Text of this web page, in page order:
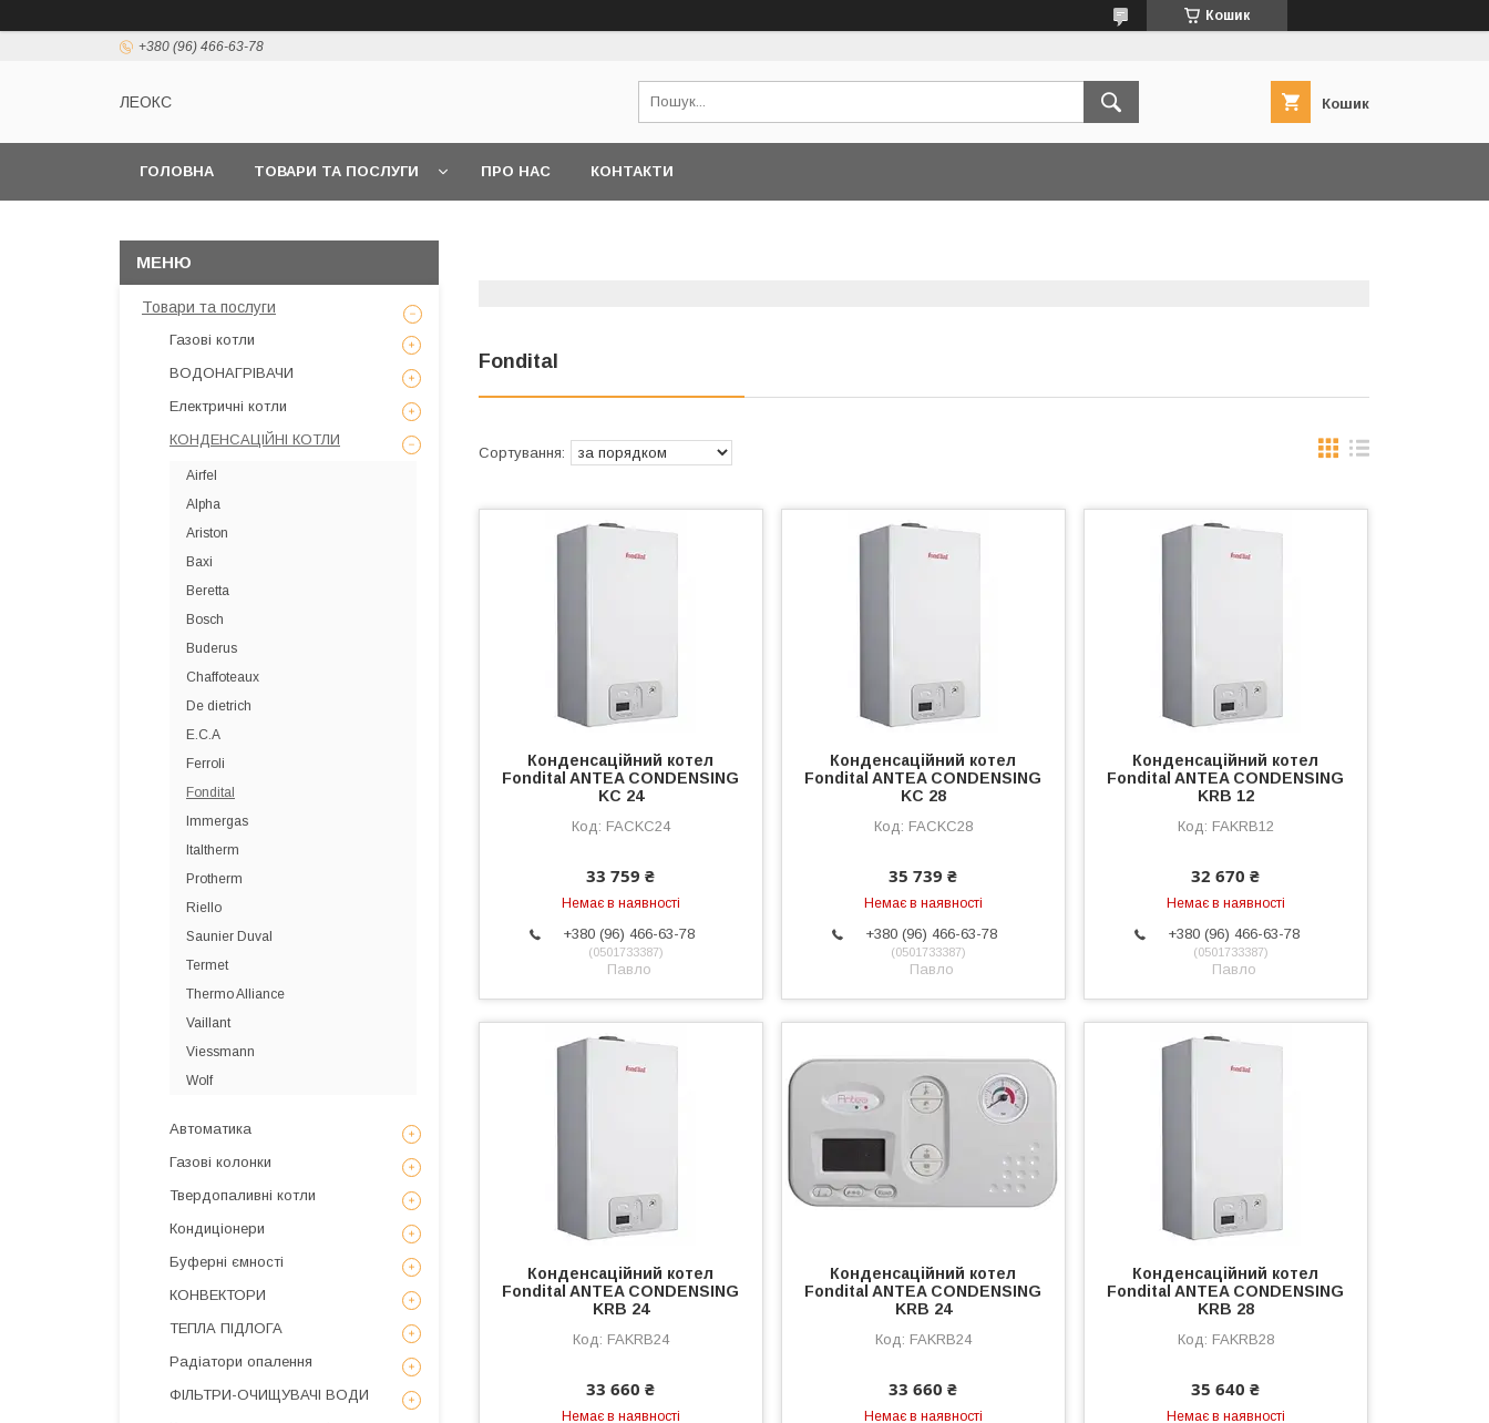
Кошик
+380 (96) 466-63-78
ЛЕОКС Кошик
ГОЛОВНА ТОВАРИ ТА ПОСЛУГИ ПРО НАС КОНТАКТИ
Fondital
Конденсаційний котел
Fondital ANTEA CONDENSING
KC 24
FACKC24
33 759 ₴
Немає в наявності
+380 (96) 466-63-78
0501733387
Павло
Конденсаційний котел
Fondital ANTEA CONDENSING
KC 28
FACKC28
35 739 ₴
Немає в наявності
+380 (96) 466-63-78
0501733387
Павло
Конденсаційний котел
Fondital ANTEA CONDENSING
KRB 12
FAKRB12
32 670 ₴
Немає в наявності
+380 (96) 466-63-78
0501733387
Павло
Конденсаційний котел
Fondital ANTEA CONDENSING
KRB 24
FAKRB24
33 660 ₴
Немає в наявності
Конденсаційний котел
Fondital ANTEA CONDENSING
KRB 24
FAKRB24
33 660 ₴
Немає в наявності
Конденсаційний котел
Fondital ANTEA CONDENSING
KRB 28
FAKRB28
35 640 ₴
Немає в наявності
Товари та послуги
Газові котли
ВОДОНАГРІВАЧИ
Електричні котли
КОНДЕНСАЦІЙНІ КОТЛИ
Airfel
Alpha
Ariston
Baxi
Beretta
Bosch
Buderus
Chaffoteaux
De dietrich
E.C.A
Ferroli
Fondital
Immergas
Italtherm
Protherm
Riello
Saunier Duval
Termet
Thermo Alliance
Vaillant
Viessmann
Wolf
Автоматика
Газові колонки
Твердопаливні котли
Кондиціонери
Буферні ємності
КОНВЕКТОРИ
ТЕПЛА ПІДЛОГА
Радіатори опалення
ФІЛЬТРИ-ОЧИЩУВАЧІ ВОДИ